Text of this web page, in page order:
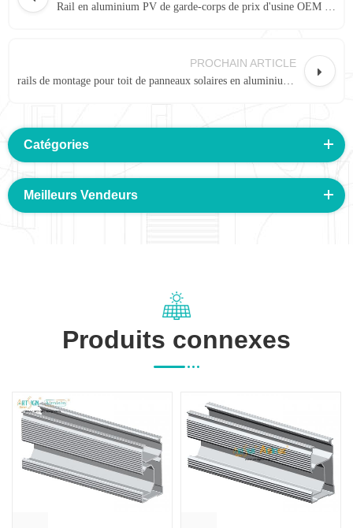
Rail en aluminium PV de garde-corps de prix d'usine OEM pour panneau solaire
PROCHAIN ARTICLE
rails de montage pour toit de panneaux solaires en aluminium rail D 04#
Catégories
Meilleurs Vendeurs
Produits connexes